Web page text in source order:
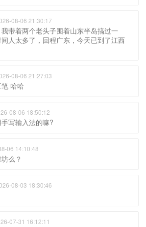
08-06 21:30:17
带着两个老头子围着山东半岛搞过一
人太多了，回程广东，今天已到了江西
08-06 21:27:03
哈哈
08-06 18:50:12
写输入法的嘛?
06 14:10:48
么？
08-03 18:30:46
07-31 16:12:11